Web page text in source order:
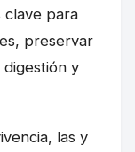
clave para
preservar
digestión y
las y